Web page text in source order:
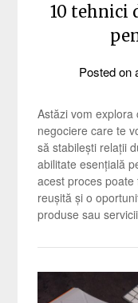
10 tehnici
Posted on
Astăzi vom
negociere care te
să stabilești relații
abilitate esențială
acest proces
reușită și o
produse sau